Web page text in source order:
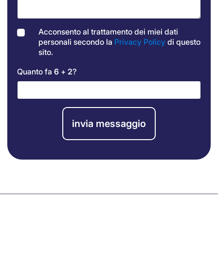
Acconsento al trattamento dei miei dati
personali secondo la Privacy Policy di questo
sito.
Quanto fa 6 + 2?
invia messaggio